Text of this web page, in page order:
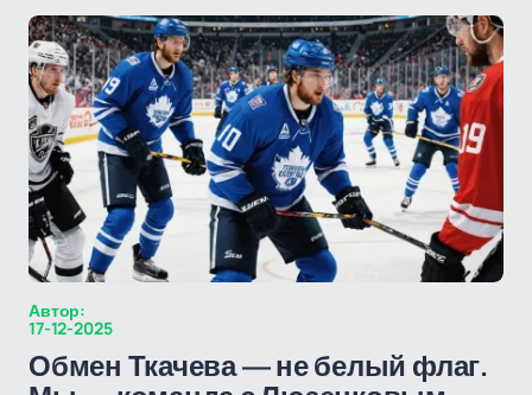
Автор:
17-12-2025
Обмен Ткачева — не белый флаг.